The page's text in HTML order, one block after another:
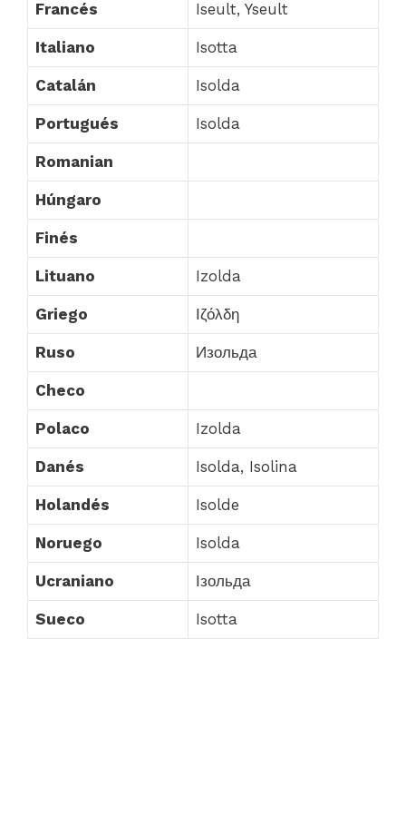
Francés Iseult, Yseult
Italiano Isotta
Catalán Isolda
Portugués Isolda
Romanian
Húngaro
Finés
Lituano Izolda
Griego Ιζόλδη
Ruso Изольда
Checo
Polaco Izolda
Danés Isolda, Isolina
Holandés Isolde
Noruego Isolda
Ucraniano Ізольда
Sueco Isotta